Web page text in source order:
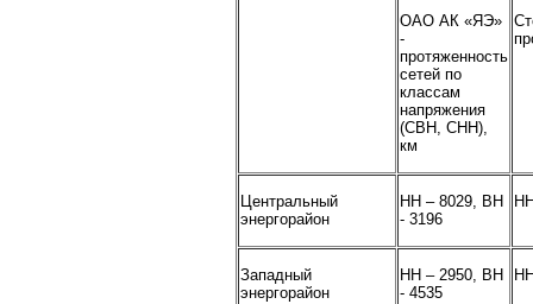
ОАО АК «ЯЭ»
-
протяженность
сетей по
классам
напряжения
(СВН, СНН),
км
Центральный
энергорайон
НН – 8029, ВН
- 3196
Западный
энергорайон
НН – 2950, ВН
- 4535